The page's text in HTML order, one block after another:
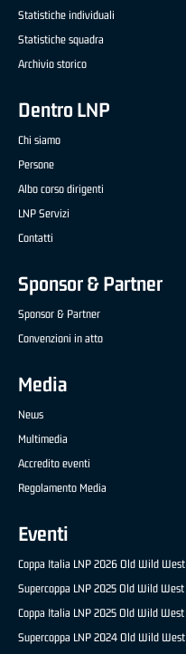
Statistiche individuali
Statistiche squadra
Archivio storico
Dentro LNP
Chi siamo
Persone
Albo corso dirigenti
LNP Servizi
Contatti
Sponsor & Partner
Sponsor & Partner
Convenzioni in atto
Media
News
Multimedia
Accredito eventi
Regolamento Media
Eventi
Coppa Italia LNP 2026 Old Wild West
Supercoppa LNP 2025 Old Wild West
Coppa Italia LNP 2025 Old Wild West
Supercoppa LNP 2024 Old Wild West